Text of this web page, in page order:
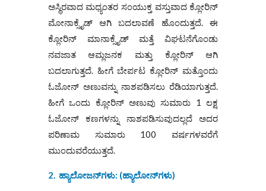
ಅಸ್ಥಿರವಾದ ಮಧ್ಯಂತರ ಸಂಯುಕ್ತ ವಸ್ತುವಾದ ಕ್ಲೋರಿನ್
ಮೋನಾಕ್ಸೈಡ್ ಆಗಿ ಬದಲಾವಣೆ ಹೊಂದುತ್ತದೆ. ಈ
ಕ್ಲೋರಿನ್ ಮಾನಾಕ್ಸೈಡ್ ಮತ್ತೆ ವಿಘಟನೆಗೊಂಡು
ನವಜಾತ ಆಮ್ಲಜನಕ ಮತ್ತು ಕ್ಲೋರಿನ್ ಆಗಿ
ಬದಲಾಗುತ್ತದೆ. ಹೀಗೆ ಬೇರ್ಪಟ ಕ್ಲೋರಿನ್ ಮತ್ತೊಂದು
ಓಜೋನ್‌ ಅಣುವನ್ನು ನಾಶಪಡಿಸಲು ರೆಡಿಯಾಗುತ್ತದೆ.
ಹೀಗೆ ಒಂದು ಕ್ಲೋರಿನ್ ಅಣುವು ಸುಮಾರು 1 ಲಕ್ಷ
ಓಜೋನ್‌ ಕಣಗಳನ್ನು ನಾಶಪಡಿಸುವುದಲ್ಲದೆ ಅದರ
ಪರಿಣಾಮ ಸುಮಾರು 100 ವರ್ಷಗಳವರೆಗೆ
ಮುಂದುವರೆಯುತ್ತದೆ.
2. ಹ್ಯಾಲೋಜನ್‌ಗಳು: (ಹ್ಯಾಲೋನ್‌ಗಳು)